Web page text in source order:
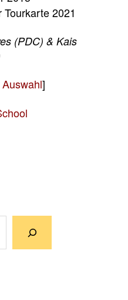
2021
(PDC) & Kais
]